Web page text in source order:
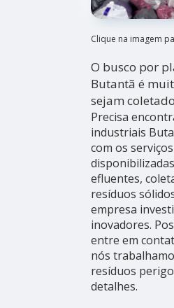
Clique na imagem
O busco por
Butantã é
sejam
Precisa
industriais
com os
efluentes,
resíduos
empresa
inovadores.
entre em
nós
resíduos
detalhes.